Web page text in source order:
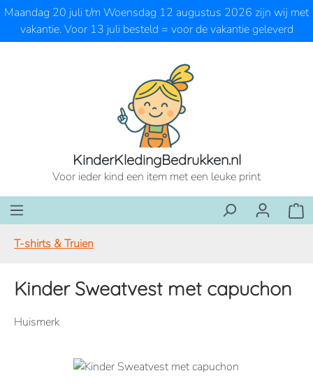
Ga naar de hoofdinhoud
Maandag 20 juli t/m Woensdag 12 augustus 2026 zijn wij met
vakantie. Voor 13 juli besteld = voor de vakantie geleverd
KinderKledingBedrukken.nl
Voor ieder kind een item met een leuke print
T-shirts & Truien
Kinder Sweatvest met capuchon
Huismerk
Afbeeldingengalerij overslaan